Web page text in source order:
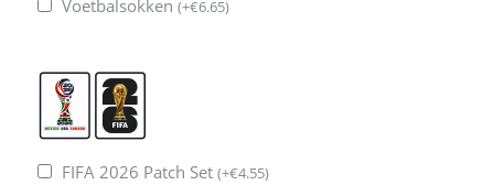
Voetbalsokken (+€6.65)
FIFA 2026 Patch Set (+€4.55)